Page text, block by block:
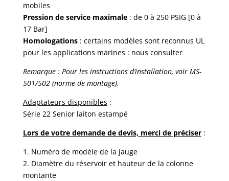
mobiles
Pression de service maximale : de 0 à 250 PSIG [0 à
17 Bar]
Homologations : certains modèles sont reconnus UL
pour les applications marines : nous consulter
Remarque : Pour les instructions d’installation, voir MS-
501/502 (norme de montage).
Adaptateurs disponibles :
Série 22 Senior laiton estampé
Lors de votre demande de devis, merci de préciser:
1. Numéro de modèle de la jauge
2. Diamètre du réservoir et hauteur de la colonne
montante